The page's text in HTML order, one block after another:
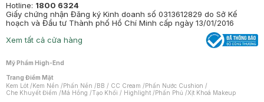
Hotline: 1800 6324
Giấy chứng nhận Đăng ký Kinh doanh số 0313612829 do Sở Kế
hoạch và Đầu tư Thành phố Hồ Chí Minh cấp ngày 13/01/2016
Xem tất cả cửa hàng
Mỹ Phẩm High-End
Trang Điểm Mặt
Kem Lót /Kem Nền /Phấn Nền /BB / CC Cream /Phấn Nước Cushion /
Che Khuyết Điểm /Má Hồng /Tạo Khối / Highlight /Phấn Phủ /Xịt Khoá Makeup